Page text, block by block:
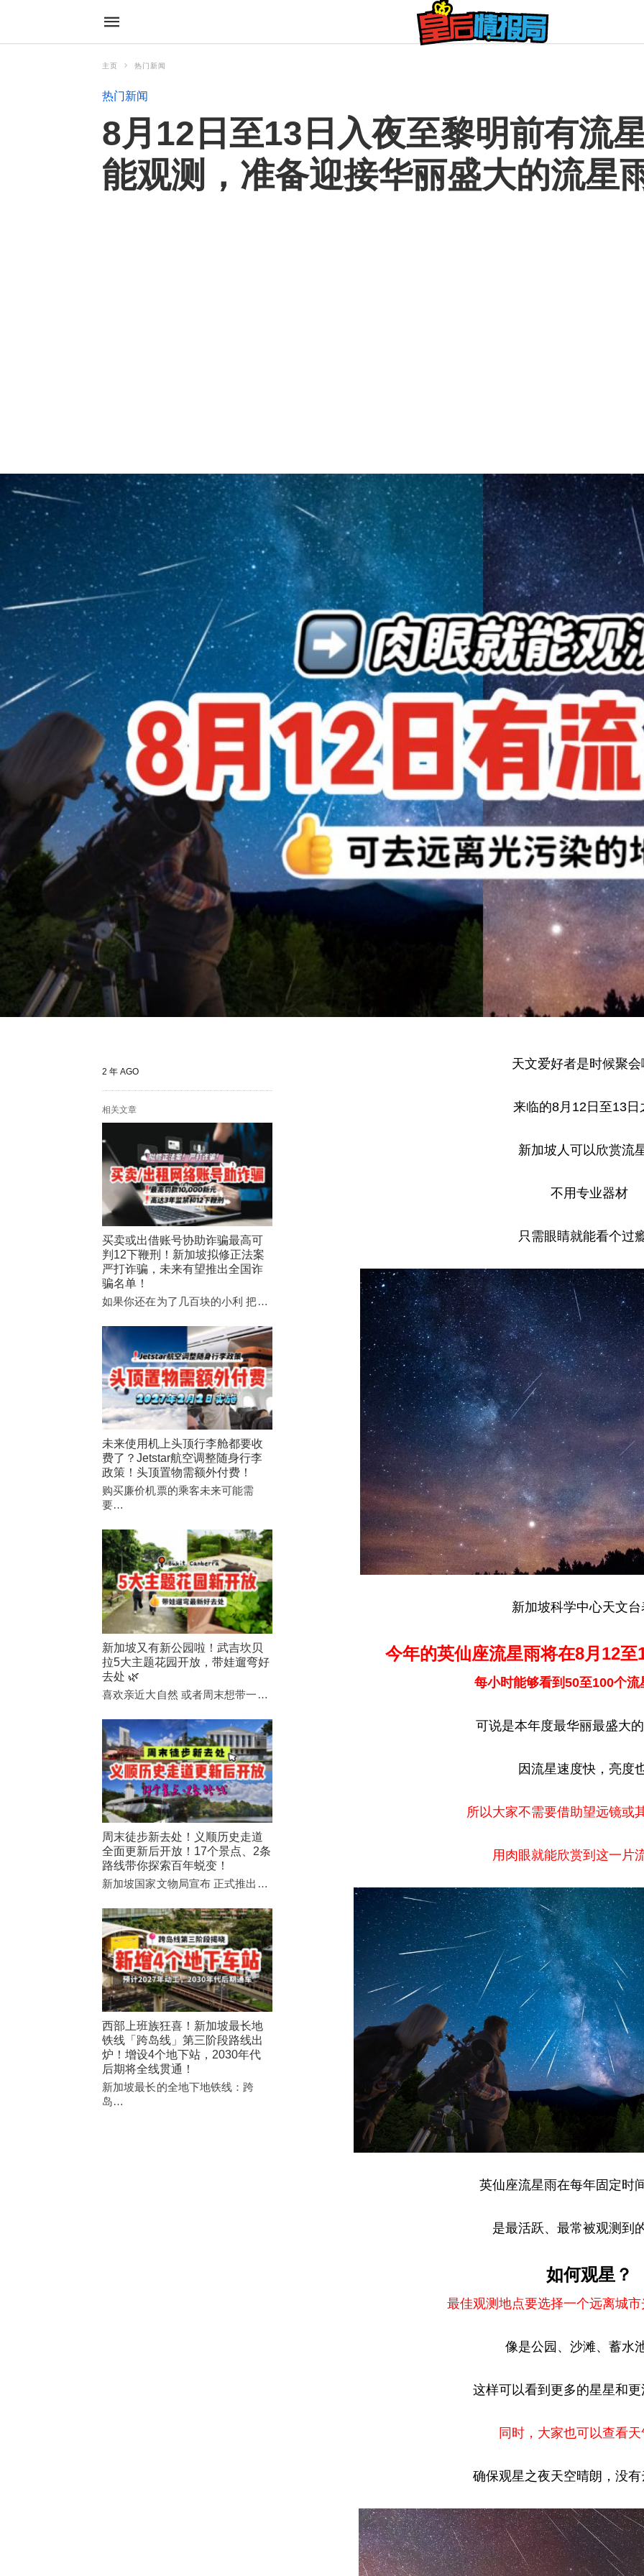
主页 热门新闻
热门新闻
8月12日至13日入夜至黎明前有流
能观测，准备迎接华丽盛大的流星
天文爱好者是时候聚
来临的8月12日至13日
新加坡人可以欣赏流
不用专业器材
只需眼睛就能看个过
新加坡科学中心天文
今年的英仙座流星雨将在8月12
每小时能够看到50至100个流
可说是本年度最华丽最盛大
因流星速度快，亮度
所以大家不需要借助望远镜或
用肉眼就能欣赏到这一片
英仙座流星雨在每年固定时
是最活跃、最常被观测到
如何观星？
最佳观测地点要选择一个远离城
像是公园、沙滩、蓄水
这样可以看到更多的星星和
同时，大家也可以查看
确保观星之夜天空晴朗，没
2 年 AGO
相关文章
买卖或出借账号协助诈骗最高可
判12下鞭刑！新加坡拟修正法案
严打诈骗，未来有望推出全国诈
骗名单！
如果你还在为了几百块的小利 把…
未来使用机上头顶行李舱都要收
费了？Jetstar航空调整随身行李
政策！头顶置物需额外付费！
购买廉价机票的乘客未来可能需
要…
新加坡又有新公园啦！武吉坎贝
拉5大主题花园开放，带娃遛弯好
去处 🌿
喜欢亲近大自然 或者周末想带一…
周末徒步新去处！义顺历史走道
全面更新后开放！17个景点、2条
路线带你探索百年蜕变！
新加坡国家文物局宣布 正式推出…
西部上班族狂喜！新加坡最长地
铁线「跨岛线」第三阶段路线出
炉！增设4个地下站，2030年代
后期将全线贯通！
新加坡最长的全地下地铁线：跨
岛…